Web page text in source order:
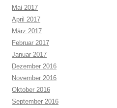
Mai 2017
April 2017
März 2017
Februar 2017
Januar 2017
Dezember 2016
November 2016
Oktober 2016
September 2016